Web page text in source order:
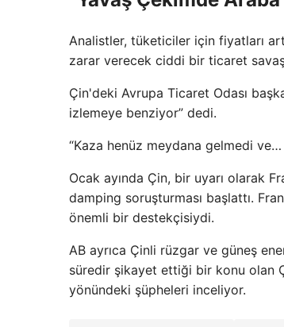
Analistler, tüketiciler için fiyatları
zarar verecek ciddi bir ticaret
Çin'deki Avrupa Ticaret Odası
izlemeye benziyor” dedi.
“Kaza henüz meydana gelmedi
Ocak ayında Çin, bir uyarı olarak
damping soruşturması başlattı.
önemli bir destekçisiydi.
AB ayrıca Çinli rüzgar ve güneş
süredir şikayet ettiği bir konu olan
yönündeki şüpheleri inceliyor.